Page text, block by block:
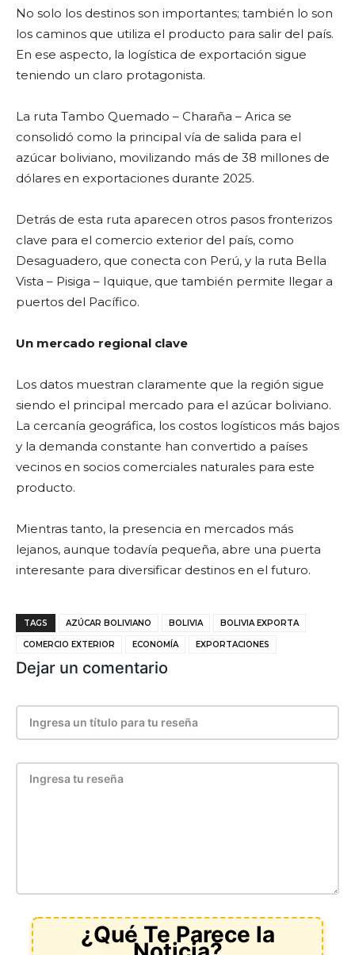
No solo los destinos son importantes; también lo son
los caminos que utiliza el producto para salir del país.
En ese aspecto, la logística de exportación sigue
teniendo un claro protagonista.
La ruta Tambo Quemado – Charaña – Arica se
consolidó como la principal vía de salida para el
azúcar boliviano, movilizando más de 38 millones de
dólares en exportaciones durante 2025.
Detrás de esta ruta aparecen otros pasos fronterizos
clave para el comercio exterior del país, como
Desaguadero, que conecta con Perú, y la ruta Bella
Vista – Pisiga – Iquique, que también permite llegar a
puertos del Pacífico.
Un mercado regional clave
Los datos muestran claramente que la región sigue
siendo el principal mercado para el azúcar boliviano.
La cercanía geográfica, los costos logísticos más bajos
y la demanda constante han convertido a países
vecinos en socios comerciales naturales para este
producto.
Mientras tanto, la presencia en mercados más
lejanos, aunque todavía pequeña, abre una puerta
interesante para diversificar destinos en el futuro.
TAGS AZÚCAR BOLIVIANO BOLIVIA BOLIVIA EXPORTA
COMERCIO EXTERIOR ECONOMÍA EXPORTACIONES
Dejar un comentario